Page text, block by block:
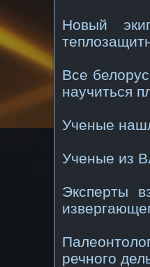
Новый
Все
научиться
Ученые
Ученые из
Эксперты
речного